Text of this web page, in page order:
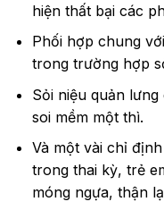
hiện thất bại các
Phối hợp chung
trong trường hợp
Sỏi niệu quản
soi mềm một thì.
Và một vài chỉ
trong thai kỳ, trẻ
móng ngựa, thận